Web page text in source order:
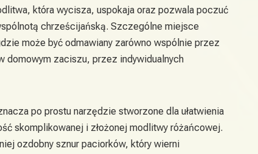
która wycisza, uspokaja oraz pozwala poczuć
chrześcijańską. Szczególne miejsce
może być odmawiany zarówno wspólnie przez
domowym zaciszu, przez indywidualnych
po prostu narzędzie stworzone dla ułatwienia
skomplikowanej i złożonej modlitwy różańcowej.
ozdobny sznur paciorków, który wierni